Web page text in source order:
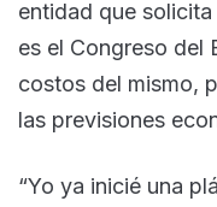
entidad que
es el Congreso del
costos del mismo,
las previsiones
“Yo ya inicié una